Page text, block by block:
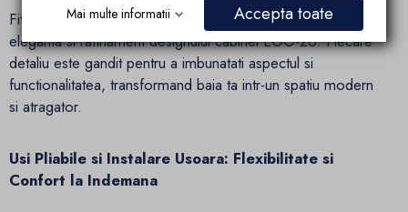
Fitingurile si balamalele metalice cromate adauga un plus de
eleganta si rafinament designului cabinei EGO-26. Fiecare
detaliu este gandit pentru a imbunatati aspectul si
functionalitatea, transformand baia ta intr-un spatiu modern
si atragator.
Usi Pliabile si Instalare Usoara: Flexibilitate si
Confort la Indemana
Mai multe informatii Accepta toate